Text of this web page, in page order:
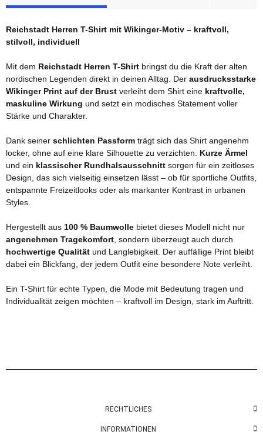
Reichstadt Herren T-Shirt mit Wikinger-Motiv – kraftvoll,
stilvoll, individuell
Mit dem Reichstadt Herren T-Shirt bringst du die Kraft der alten
nordischen Legenden direkt in deinen Alltag. Der ausdrucksstarke
Wikinger Print auf der Brust verleiht dem Shirt eine kraftvolle,
maskuline Wirkung und setzt ein modisches Statement voller
Stärke und Charakter.
Dank seiner schlichten Passform trägt sich das Shirt angenehm
locker, ohne auf eine klare Silhouette zu verzichten. Kurze Ärmel
und ein klassischer Rundhalsausschnitt sorgen für ein zeitloses
Design, das sich vielseitig einsetzen lässt – ob für sportliche Outfits,
entspannte Freizeitlooks oder als markanter Kontrast in urbanen
Styles.
Hergestellt aus 100 % Baumwolle bietet dieses Modell nicht nur
angenehmen Tragekomfort , sondern überzeugt auch durch
hochwertige Qualität und Langlebigkeit. Der auffällige Print bleibt
dabei ein Blickfang, der jedem Outfit eine besondere Note verleiht.
Ein T-Shirt für echte Typen, die Mode mit Bedeutung tragen und
Individualität zeigen möchten – kraftvoll im Design, stark im Auftritt.
RECHTLICHES
INFORMATIONEN